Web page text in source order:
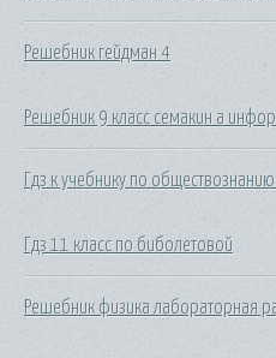
Решебник гейдман 4
Решебник 9 класс семакин а
Гдз к учебнику по
Гдз 11 класс по биболетовой
Решебник физика лабораторная